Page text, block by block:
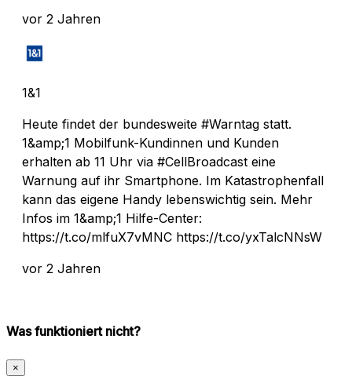
vor 2 Jahren
1&1
Heute findet der bundesweite #Warntag statt.
1&amp;1 Mobilfunk-Kundinnen und Kunden
erhalten ab 11 Uhr via #CellBroadcast eine
Warnung auf ihr Smartphone. Im Katastrophenfall
kann das eigene Handy lebenswichtig sein. Mehr
Infos im 1&amp;1 Hilfe-Center:
https://t.co/mlfuX7vMNC https://t.co/yxTalcNNsW
vor 2 Jahren
Was funktioniert nicht?
×